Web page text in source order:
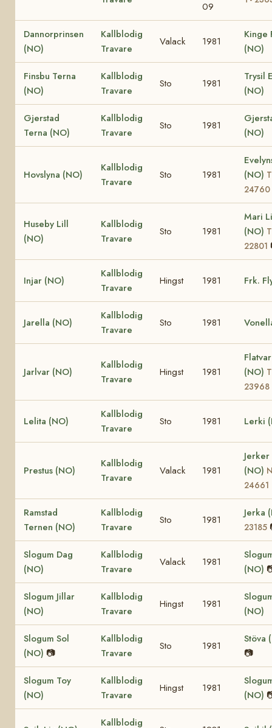
09
Dannorprinsen
(NO)
Kallblodig
Travare
Valack 1981
Kinge
(NO)
Finsbu Terna
(NO)
Kallblodig
Travare
Sto 1981
Trysil
(NO)
Gjerstad
Terna (NO)
Kallblodig
Travare
Sto 1981
(NO)
Hovslyna (NO)
Kallblodig
Travare
Sto 1981
(NO)
24760
Huseby Lill
(NO)
Kallblodig
Travare
Sto 1981
Mari
(NO)
22801
Injar (NO)
Kallblodig
Travare
Hingst 1981 Frk.
Jarella (NO)
Kallblodig
Travare
Sto 1981
Jarlvar (NO)
Kallblodig
Travare
Hingst 1981
(NO)
23968
Lelita (NO)
Kallblodig
Travare
Sto 1981 Lerki
Prestus (NO)
Kallblodig
Travare
Valack 1981
Jerker
(NO)
24661
Ramstad
Ternen (NO)
Kallblodig
Travare
Sto 1981
Jerka
23185
Slogum Dag
(NO)
Kallblodig
Travare
Valack 1981
(NO)
Slogum Jillar
(NO)
Kallblodig
Travare
Hingst 1981
(NO)
Slogum Sol
(NO) 📷
Kallblodig
Travare
Sto 1981
Stöva
📷
Slogum Toy
(NO)
Kallblodig
Travare
Hingst 1981
(NO)
Kallblodig